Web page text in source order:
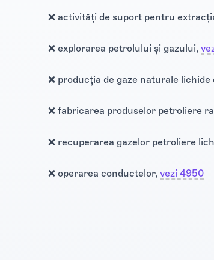
❌ activități de suport pentru
❌ explorarea petrolului și gazului,
❌ producția de gaze naturale
❌ fabricarea produselor petroliere
❌ recuperarea gazelor petroliere
❌ operarea conductelor, vezi 4950